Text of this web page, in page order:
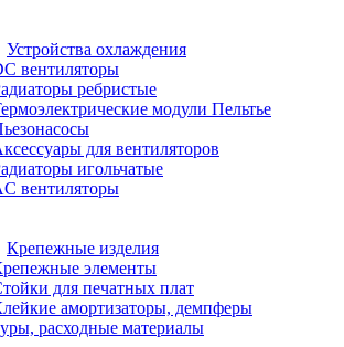
Устройства охлаждения
вентиляторы
ребристые
модули Пельтье
для вентиляторов
игольчатые
вентиляторы
Крепежные изделия
элементы
для печатных плат
амортизаторы, демпферы
расходные материалы